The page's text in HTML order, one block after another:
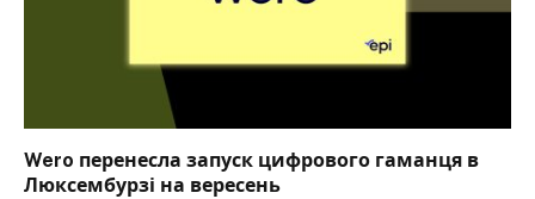
Wero перенесла запуск цифрового гаманця в
Люксембурзі на вересень